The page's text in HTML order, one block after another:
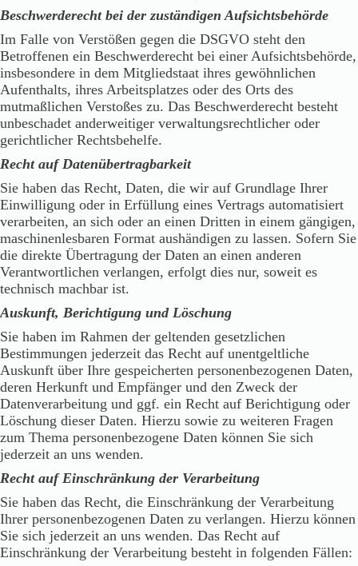
Beschwerderecht bei der zuständigen Aufsichtsbehörde
Im Falle von Verstößen gegen die DSGVO steht den
Betroffenen ein Beschwerderecht bei einer Aufsichtsbehörde,
insbesondere in dem Mitgliedstaat ihres gewöhnlichen
Aufenthalts, ihres Arbeitsplatzes oder des Orts des
mutmaßlichen Verstoßes zu. Das Beschwerderecht besteht
unbeschadet anderweitiger verwaltungsrechtlicher oder
gerichtlicher Rechtsbehelfe.
Recht auf Datenübertragbarkeit
Sie haben das Recht, Daten, die wir auf Grundlage Ihrer
Einwilligung oder in Erfüllung eines Vertrags automatisiert
verarbeiten, an sich oder an einen Dritten in einem gängigen,
maschinenlesbaren Format aushändigen zu lassen. Sofern Sie
die direkte Übertragung der Daten an einen anderen
Verantwortlichen verlangen, erfolgt dies nur, soweit es
technisch machbar ist.
Auskunft, Berichtigung und Löschung
Sie haben im Rahmen der geltenden gesetzlichen
Bestimmungen jederzeit das Recht auf unentgeltliche
Auskunft über Ihre gespeicherten personenbezogenen Daten,
deren Herkunft und Empfänger und den Zweck der
Datenverarbeitung und ggf. ein Recht auf Berichtigung oder
Löschung dieser Daten. Hierzu sowie zu weiteren Fragen
zum Thema personenbezogene Daten können Sie sich
jederzeit an uns wenden.
Recht auf Einschränkung der Verarbeitung
Sie haben das Recht, die Einschränkung der Verarbeitung
Ihrer personenbezogenen Daten zu verlangen. Hierzu können
Sie sich jederzeit an uns wenden. Das Recht auf
Einschränkung der Verarbeitung besteht in folgenden Fällen: